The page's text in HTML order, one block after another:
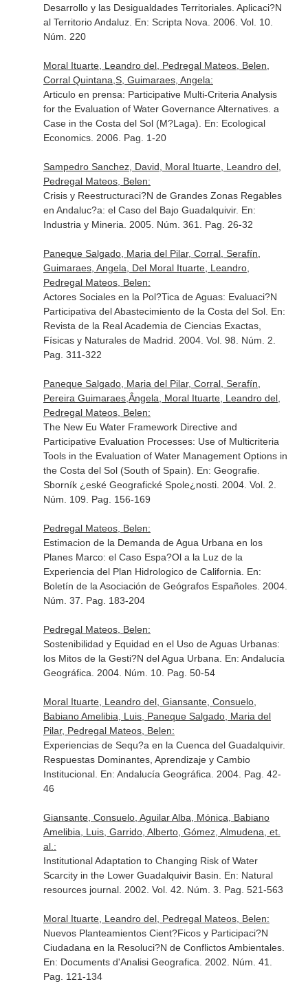
Desarrollo y las Desigualdades Territoriales. Aplicaci?N
al Territorio Andaluz. En: Scripta Nova . 2006. Vol. 10.
Núm. 220
Moral Ituarte, Leandro del, Pedregal Mateos, Belen,
Corral Quintana,S, Guimaraes, Angela:
Articulo en prensa: Participative Multi-Criteria Analysis
for the Evaluation of Water Governance Alternatives. a
Case in the Costa del Sol (M?Laga). En: Ecological
Economics. 2006. Pag. 1-20
Sampedro Sanchez, David, Moral Ituarte, Leandro del,
Pedregal Mateos, Belen:
Crisis y Reestructuraci?N de Grandes Zonas Regables
en Andaluc?a: el Caso del Bajo Guadalquivir. En:
Industria y Mineria . 2005. Núm. 361. Pag. 26-32
Paneque Salgado, Maria del Pilar, Corral, Serafín,
Guimaraes, Angela, Del Moral Ituarte, Leandro,
Pedregal Mateos, Belen:
Actores Sociales en la Pol?Tica de Aguas: Evaluaci?N
Participativa del Abastecimiento de la Costa del Sol. En:
Revista de la Real Academia de Ciencias Exactas,
Físicas y Naturales de Madrid . 2004. Vol. 98. Núm. 2.
Pag. 311-322
Paneque Salgado, Maria del Pilar, Corral, Serafín,
Pereira Guimaraes,Ângela, Moral Ituarte, Leandro del,
Pedregal Mateos, Belen:
The New Eu Water Framework Directive and
Participative Evaluation Processes: Use of Multicriteria
Tools in the Evaluation of Water Management Options in
the Costa del Sol (South of Spain). En: Geografie.
Sborník ¿eské Geografické Spole¿nosti. 2004. Vol. 2.
Núm. 109. Pag. 156-169
Pedregal Mateos, Belen:
Estimacion de la Demanda de Agua Urbana en los
Planes Marco: el Caso Espa?Ol a la Luz de la
Experiencia del Plan Hidrologico de California. En:
Boletín de la Asociación de Geógrafos Españoles. 2004.
Núm. 37. Pag. 183-204
Pedregal Mateos, Belen:
Sostenibilidad y Equidad en el Uso de Aguas Urbanas:
los Mitos de la Gesti?N del Agua Urbana. En: Andalucía
Geográfica . 2004. Núm. 10. Pag. 50-54
Moral Ituarte, Leandro del, Giansante, Consuelo,
Babiano Amelibia, Luis, Paneque Salgado, Maria del
Pilar, Pedregal Mateos, Belen:
Experiencias de Sequ?a en la Cuenca del Guadalquivir.
Respuestas Dominantes, Aprendizaje y Cambio
Institucional. En: Andalucía Geográfica . 2004. Pag. 42-
46
Giansante, Consuelo, Aguilar Alba, Mónica, Babiano
Amelibia, Luis, Garrido, Alberto, Gómez, Almudena, et.
al.:
Institutional Adaptation to Changing Risk of Water
Scarcity in the Lower Guadalquivir Basin. En: Natural
resources journal. 2002. Vol. 42. Núm. 3. Pag. 521-563
Moral Ituarte, Leandro del, Pedregal Mateos, Belen:
Nuevos Planteamientos Cient?Ficos y Participaci?N
Ciudadana en la Resoluci?N de Conflictos Ambientales.
En: Documents d'Analisi Geografica . 2002. Núm. 41.
Pag. 121-134